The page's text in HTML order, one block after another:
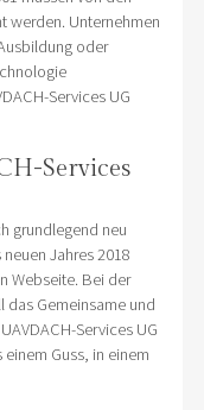
werden. Unternehmen
oder
Services UG
Services
grundlegend neu
Jahres 2018
Webseite. Bei der
Gemeinsame und
Services UG
Guss, in einem